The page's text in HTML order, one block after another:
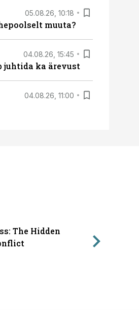
05.08.26, 10:18
muuta?
04.08.26, 15:45
juhtida ka ärevust
04.08.26, 11:00
The Hidden